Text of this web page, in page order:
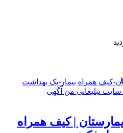
| کیف همراه